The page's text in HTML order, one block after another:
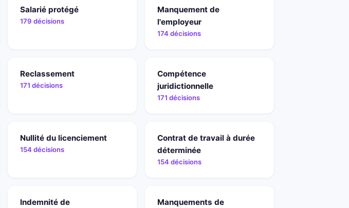
Salarié protégé
179 décisions
Manquement de
l'employeur
174 décisions
Reclassement
171 décisions
Compétence
juridictionnelle
171 décisions
Nullité du licenciement
154 décisions
Contrat de travail à durée
déterminée
154 décisions
Indemnité de
Manquements de